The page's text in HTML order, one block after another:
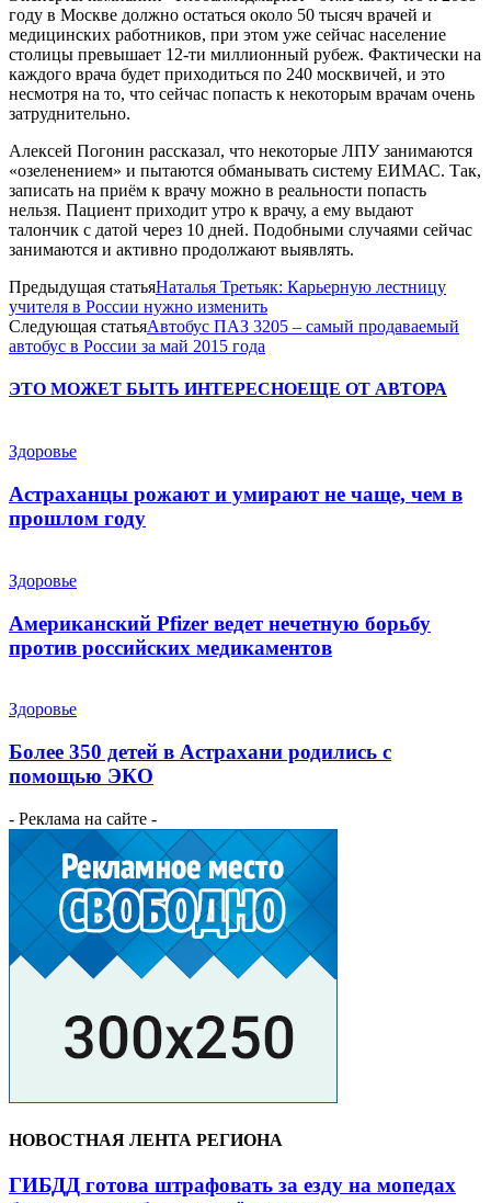
году в Москве должно остаться около 50 тысяч врачей и
медицинских работников, при этом уже сейчас население
столицы превышает 12-ти миллионный рубеж. Фактически на
каждого врача будет приходиться по 240 москвичей, и это
несмотря на то, что сейчас попасть к некоторым врачам очень
затруднительно.
Алексей Погонин рассказал, что некоторые ЛПУ занимаются
«озеленением» и пытаются обманывать систему ЕИМАС. Так,
записать на приём к врачу можно в реальности попасть
нельзя. Пациент приходит утро к врачу, а ему выдают
талончик с датой через 10 дней. Подобными случаями сейчас
занимаются и активно продолжают выявлять.
Предыдущая статьяНаталья Третьяк: Карьерную лестницу
учителя в России нужно изменить
Следующая статьяАвтобус ПАЗ 3205 – самый продаваемый
автобус в России за май 2015 года
ЭТО МОЖЕТ БЫТЬ ИНТЕРЕСНОЕЩЕ ОТ АВТОРА
Здоровье
Астраханцы рожают и умирают не чаще, чем в
прошлом году
Здоровье
Американский Pfizer ведет нечетную борьбу
против российских медикаментов
Здоровье
Более 350 детей в Астрахани родились с
помощью ЭКО
- Реклама на сайте -
НОВОСТНАЯ ЛЕНТА РЕГИОНА
ГИБДД готова штрафовать за езду на мопедах